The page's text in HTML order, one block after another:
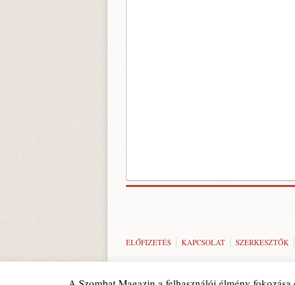
ELŐFIZETÉS KAPCSOLAT SZERKESZTŐK